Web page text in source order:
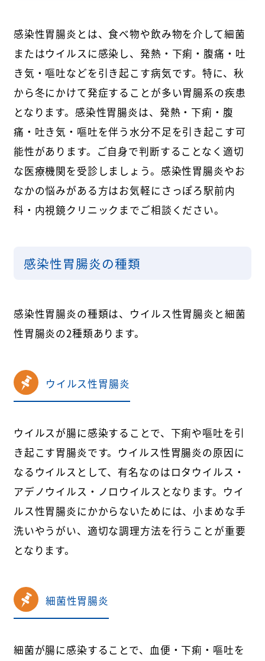
感染性胃腸炎とは、食べ物や飲み物を介して細菌
またはウイルスに感染し、発熱・下痢・腹痛・吐
き気・嘔吐などを引き起こす病気です。特に、秋
から冬にかけて発症することが多い胃腸系の疾患
となります。感染性胃腸炎は、発熱・下痢・腹
痛・吐き気・嘔吐を伴う水分不足を引き起こす可
能性があります。ご自身で判断することなく適切
な医療機関を受診しましょう。感染性胃腸炎やお
なかの悩みがある方はお気軽にさっぽろ駅前内
科・内視鏡クリニックまでご相談ください。
感染性胃腸炎の種類
感染性胃腸炎の種類は、ウイルス性胃腸炎と細菌
性胃腸炎の2種類あります。
ウイルス性胃腸炎
ウイルスが腸に感染することで、下痢や嘔吐を引
き起こす胃腸炎です。ウイルス性胃腸炎の原因に
なるウイルスとして、有名なのはロタウイルス・
アデノウイルス・ノロウイルスとなります。ウイ
ルス性胃腸炎にかからないためには、小まめな手
洗いやうがい、適切な調理方法を行うことが重要
となります。
細菌性胃腸炎
細菌が腸に感染することで、血便・下痢・嘔吐を